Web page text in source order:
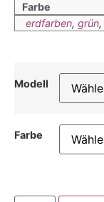
Farbe
erdfarben, grün,
Modell
Farbe